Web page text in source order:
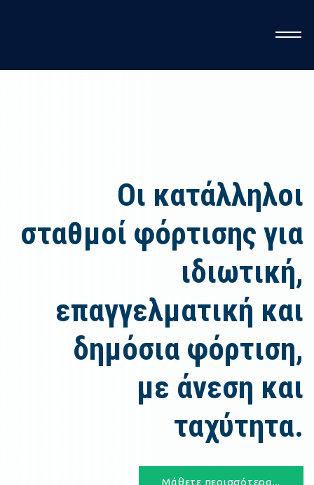
Η
μας
Οι κατάλληλοι
σταθμοί φόρτισης για
ιδιωτική,
επαγγελματική και
δημόσια φόρτιση,
με άνεση και
ταχύτητα.
Μάθετε περισσότερα...